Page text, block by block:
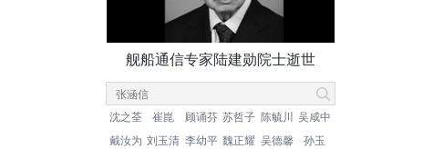
舰船通信专家陆建勋院士逝世
沈之荃 崔崑 顾诵芬 苏哲子 陈毓川
吴咸中
戴汝为 刘玉清 李幼平 魏正耀 吴德馨 孙玉